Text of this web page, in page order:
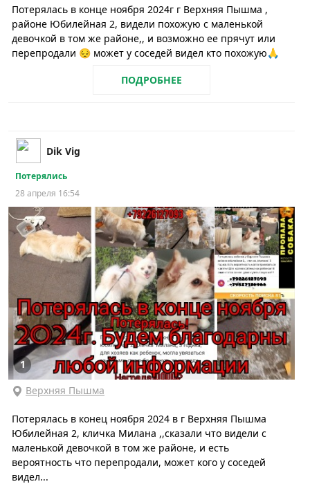
Потерялась в конце ноября 2024г г Верхняя Пышма ,
районе Юбилейная 2, видели похожую с маленькой
девочкой в том же районе,, и возможно ее прячут или
перепродали 😔 может у соседей видел кто похожую🙏
ПОДРОБНЕЕ
Dik Vig
Потерялись
28 апреля 16:54
1
Верхняя Пышма
Потерялась в конец ноября 2024 в г Верхняя Пышма
Юбилейная 2, кличка Милана ,,сказали что видели с
маленькой девочкой в том же районе, и есть
вероятность что перепродали, может кого у соседей
видел...